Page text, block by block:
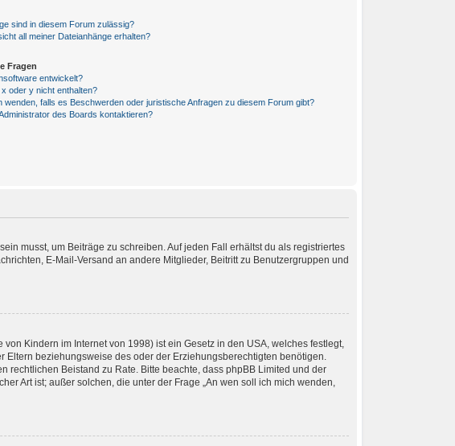
sind in diesem Forum zulässig?
all meiner Dateianhänge erhalten?
Fragen
entwickelt?
oder y nicht enthalten?
wenden, falls es Beschwerden oder juristische Anfragen zu diesem Forum gibt?
des Boards kontaktieren?
musst, um Beiträge zu schreiben. Auf jeden Fall erhältst du als registriertes
E-Mail-Versand an andere Mitglieder, Beitritt zu Benutzergruppen und
Kindern im Internet von 1998) ist ein Gesetz in den USA, welches festlegt,
beziehungsweise des oder der Erziehungsberechtigten benötigen.
rechtlichen Beistand zu Rate. Bitte beachte, dass phpBB Limited und der
Art ist; außer solchen, die unter der Frage „An wen soll ich mich wenden,